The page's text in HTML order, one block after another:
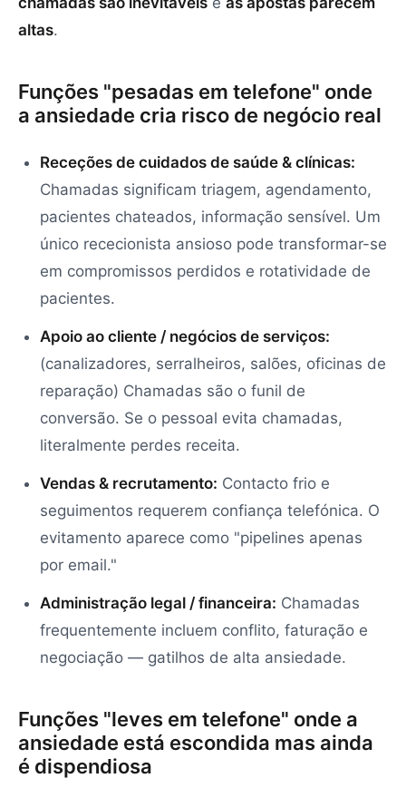
altas.
Funções "pesadas em telefone" onde
a ansiedade cria risco de negócio real
Receções de cuidados de saúde & clínicas:
Chamadas significam triagem, agendamento,
pacientes chateados, informação sensível. Um
único rececionista ansioso pode transformar-se
em compromissos perdidos e rotatividade de
pacientes.
Apoio ao cliente / negócios de serviços:
(canalizadores, serralheiros, salões, oficinas de
reparação) Chamadas são o funil de
conversão. Se o pessoal evita chamadas,
literalmente perdes receita.
Vendas & recrutamento: Contacto frio e
seguimentos requerem confiança telefónica. O
evitamento aparece como "pipelines apenas
por email."
Administração legal / financeira: Chamadas
frequentemente incluem conflito, faturação e
negociação — gatilhos de alta ansiedade.
Funções "leves em telefone" onde a
ansiedade está escondida mas ainda
é dispendiosa